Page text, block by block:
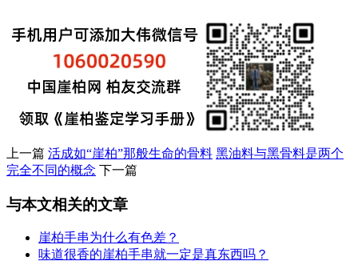
上一篇 活成如“崖柏”那般生命的骨料 黑油料与黑骨料是两个
完全不同的概念 下一篇
与本文相关的文章
崖柏手串为什么有色差？
味道很香的崖柏手串就一定是真东西吗？